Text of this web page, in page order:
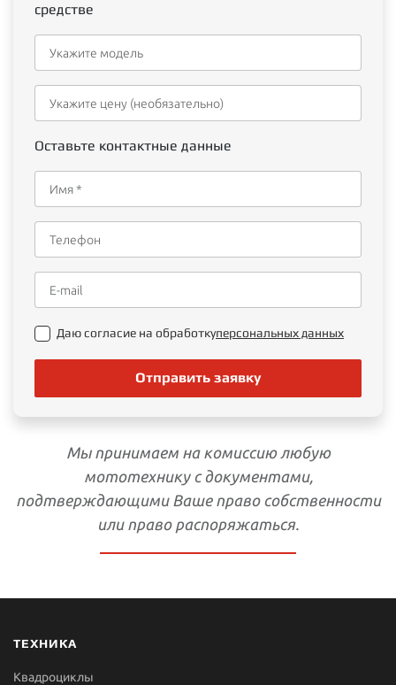
средстве
Оставьте контактные данные
Даю согласие на обработкуперсональных данных
Отправить заявку
Мы принимаем на комиссию любую
мототехнику c документами,
подтверждающими Ваше право собственности
или право распоряжаться.
ТЕХНИКА
Квадроциклы